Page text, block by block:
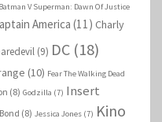
Batman V Superman: Dawn Of Justice
America (11) Charly
(9) DC (18)
(10) Fear The Walking Dead
(8) Godzilla (7) Insert
(8) Jessica Jones (7) Kino